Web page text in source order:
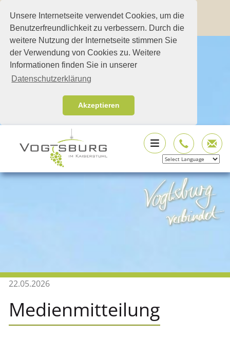
Unsere Internetseite verwendet Cookies, um die
Benutzerfreundlichkeit zu verbessern. Durch die
weitere Nutzung der Internetseite stimmen Sie
der Verwendung von Cookies zu. Weitere
Informationen finden Sie in unserer
Datenschutzerklärung
Akzeptieren
22.05.2026
Medienmitteilung